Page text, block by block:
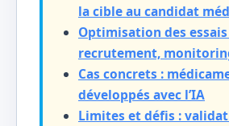
la cible au candidat
Optimisation des
recrutement,
Cas concrets :
développés avec l’IA
Limites et défis :